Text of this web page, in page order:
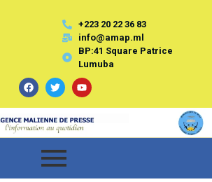
+223 20 22 36 83
info@amap.ml
BP:41 Square Patrice
Lumuba